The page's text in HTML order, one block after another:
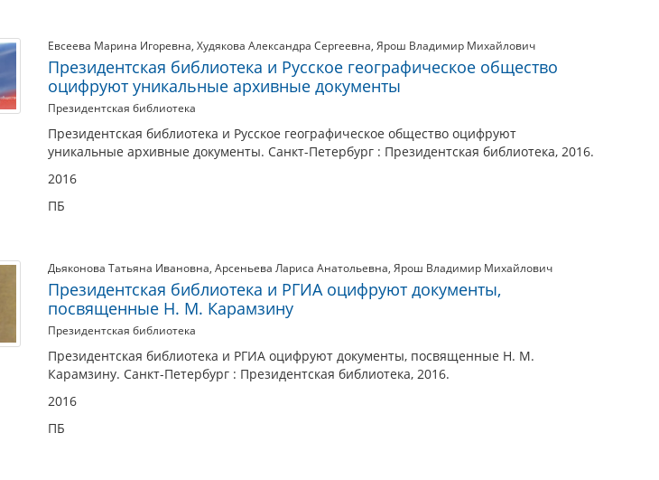
Евсеева Марина Игоревна, Худякова Александра Сергеевна, Ярош Владимир Михайлович
Президентская библиотека и Русское географическое общество
оцифруют уникальные архивные документы
Президентская библиотека
Президентская библиотека и Русское географическое общество оцифруют
уникальные архивные документы. Санкт-Петербург : Президентская библиотека, 2016.
2016
ПБ
Дьяконова Татьяна Ивановна, Арсеньева Лариса Анатольевна, Ярош Владимир Михайлович
Президентская библиотека и РГИА оцифруют документы,
посвященные Н. М. Карамзину
Президентская библиотека
Президентская библиотека и РГИА оцифруют документы, посвященные Н. М.
Карамзину. Санкт-Петербург : Президентская библиотека, 2016.
2016
ПБ